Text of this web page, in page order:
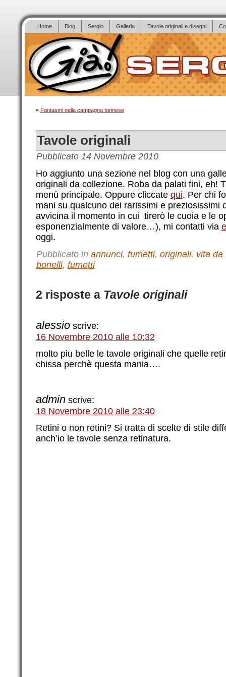
Home Blog Sergio Galleria Tavole originali e disegni
« Fantasmi nella campagna torinese
Tavole originali
Pubblicato 14 Novembre 2010
Ho aggiunto una sezione nel blog con una
originali da collezione. Roba da palati fini, eh!
menù principale. Oppure cliccate qui. Per chi
mani su qualcuno dei rarissimi e preziosissimi
avvicina il momento in cui tirerò le cuoia e le
esponenzialmente di valore…), mi contatti via
oggi.
Pubblicato in annunci, fumetti, originali, vita da
bonelli, fumetti
2 risposte a Tavole originali
alessio scrive:
16 Novembre 2010 alle 10:32
molto piu belle le tavole originali che quelle
chissa perchè questa mania….
admin scrive:
18 Novembre 2010 alle 23:40
Retini o non retini? Si tratta di scelte di stile
anch’io le tavole senza retinatura.